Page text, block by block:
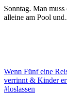
Sonntag. Man
alleine am Pool
Wenn Fünf eine
verrinnt & Kinder
#loslassen